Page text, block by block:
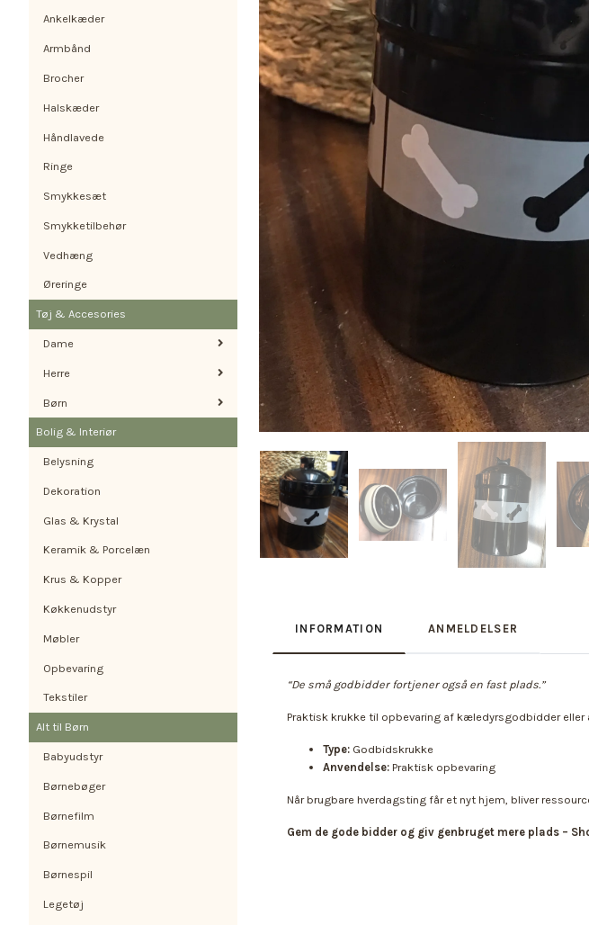
Ankelkæder
Armbånd
Brocher
Halskæder
Håndlavede
Ringe
Smykkesæt
Smykketilbehør
Vedhæng
Øreringe
Tøj & Accesories
Dame
Herre
Børn
Bolig & Interiør
Belysning
Dekoration
Glas & Krystal
Keramik & Porcelæn
Krus & Kopper
Køkkenudstyr
Møbler
Opbevaring
Tekstiler
Alt til Børn
Babyudstyr
Børnebøger
Børnefilm
Børnemusik
Børnespil
Legetøj
INFORMATION ANMELDELSER
“De små godbidder fortjener også en fast plads.”
Praktisk krukke til opbevaring af kæledyrsgodbidder eller
Type: Godbidskrukke
Anvendelse: Praktisk opbevaring
Når brugbare hverdagsting får et nyt hjem, bliver
Gem de gode bidder og giv genbruget mere plads –